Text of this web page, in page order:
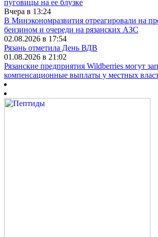
пуговицы на ее блузке
Вчера в 13:24
В Минэкономразвития отреагировали на
бензином и очереди на рязанских АЗС
02.08.2026 в 17:54
Рязань отметила День ВДВ
01.08.2026 в 21:02
Рязанские предприятия Wildberries могут
компенсационные выплаты у местных